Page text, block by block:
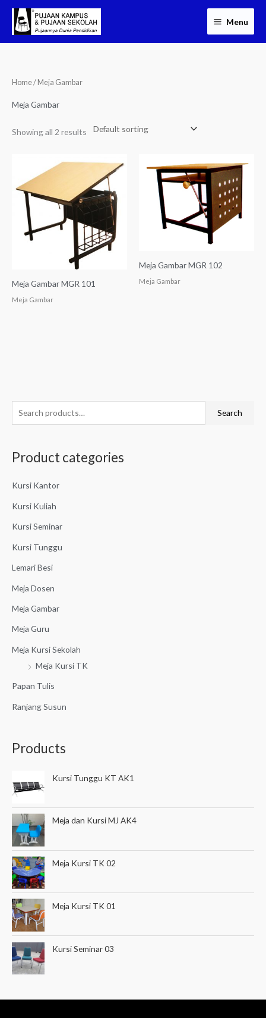
Skip
content
Menu
e
h
f
:
Search
Product categories
Kursi Kantor
Kursi Kuliah
Kursi Seminar
Kursi Tunggu
Lemari Besi
Meja Dosen
Meja Gambar
Meja Guru
Meja Kursi Sekolah
Meja Kursi TK
Papan Tulis
Ranjang Susun
Products
Kursi Tunggu KT AK1
Meja dan Kursi MJ AK4
Meja Kursi TK 02
Meja Kursi TK 01
Kursi Seminar 03
Home/ Meja Gambar
Meja Gambar
Showing all 2 results
Meja Gambar MGR 101
Meja Gambar
Meja Gambar MGR 102
Meja Gambar